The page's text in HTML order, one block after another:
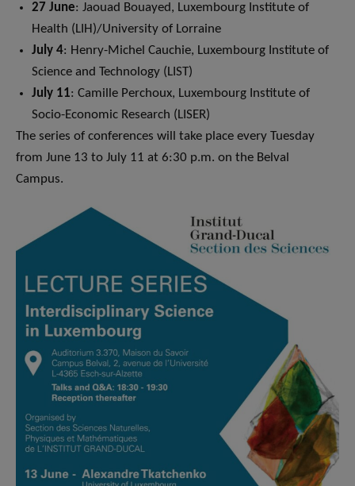
27 June: Jaouad Bouayed, Luxembourg Institute of
Health (LIH)/University of Lorraine
July 4: Henry-Michel Cauchie, Luxembourg Institute of
Science and Technology (LIST)
July 11: Camille Perchoux, Luxembourg Institute of
Socio-Economic Research (LISER)
The series of conferences will take place every Tuesday
from June 13 to July 11 at 6:30 p.m. on the Belval
Campus.